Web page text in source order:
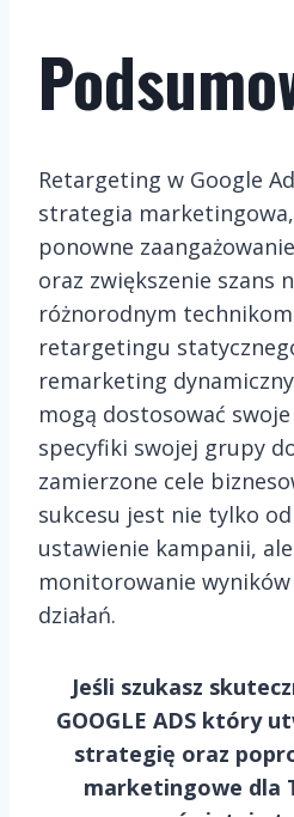
Retargeting w Google
strategia
ponowne
oraz zwiększenie szans
różnorodnym
retargetingu
remarketing
mogą dostosować
specyfiki swojej grupy
zamierzone cele
sukcesu jest nie tylko
ustawienie kampanii, ale
monitorowanie
działań.
Jeśli szukasz
GOOGLE ADS który
strategię oraz
marketingowe dla